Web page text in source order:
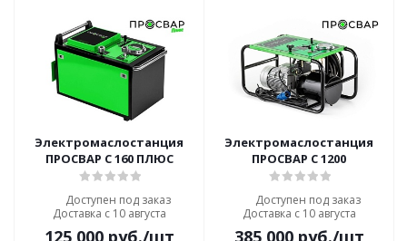
Электромаслостанция
ПРОСВАР С 160 ПЛЮС
Доступен под заказ
Доставка с 10 августа
125 000руб./шт
Электромаслостанция
ПРОСВАР С 1200
Доступен под заказ
Доставка с 10 августа
385 000руб./шт